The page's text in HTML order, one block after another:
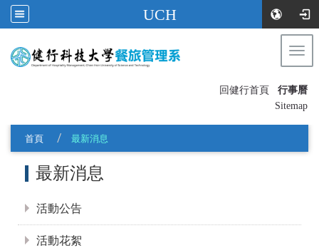
UCH
回健行首頁
行事曆
Sitemap
首頁 最新消息
最新消息
活動公告
活動花絮